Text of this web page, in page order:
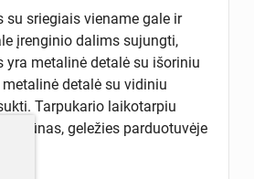
su sriegiais viename gale ir
įrenginio dalims sujungti,
yra metalinė detalė su išoriniu
detalė su vidiniu
Tarpukario laikotarpiu
geležies parduotuvėje